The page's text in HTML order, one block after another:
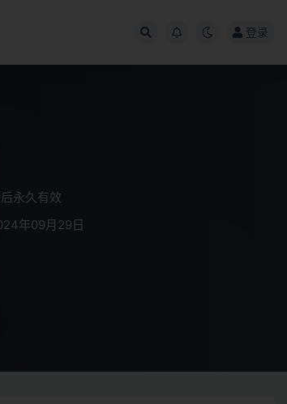
登录
永久有效
年09月29日